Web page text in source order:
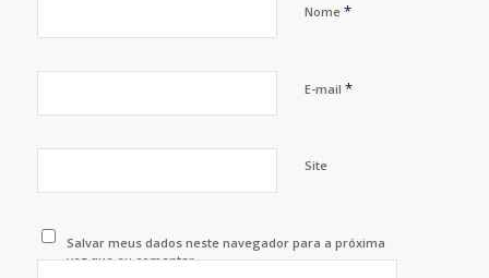
Nome *
E-mail *
Site
Salvar meus dados neste navegador para a próxima
vez que eu comentar.